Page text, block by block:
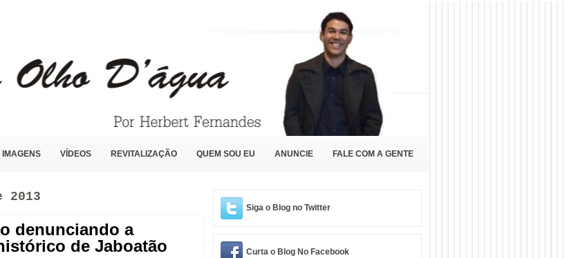
IMAGENS VÍDEOS REVITALIZAÇÃO QUEM SOU EU ANUNCIE FALE COM A GENTE
denunciando a
de Jaboatão
Siga o Blog no Twitter
Curta o Blog No Facebook